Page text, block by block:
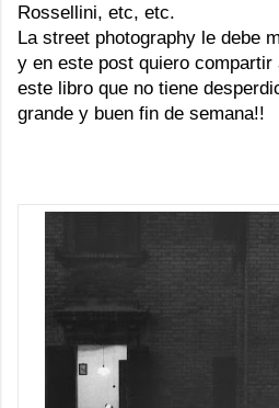
Rossellini, etc, etc.
La street photography le debe
y en este post quiero compartir
este libro que no tiene
grande y buen fin de semana!!